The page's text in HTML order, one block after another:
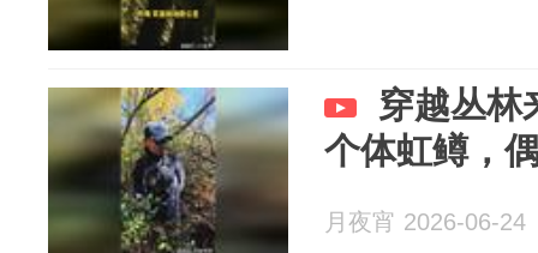
穿越丛林
个体虹鳟，
月夜宵 2026-06-24